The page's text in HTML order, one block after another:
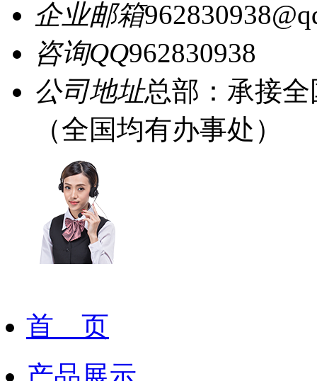
企业邮箱
咨询QQ962830938
公司地址总部：承接
（全国均有办事处）
首 页